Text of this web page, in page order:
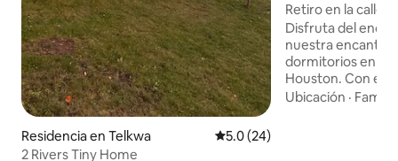
Residencia en Telkwa Calificación promedio: 5.0 de
5.0 (24)
2 Rivers Tiny Home
Retiro en la calle 6
Disfruta del
nuestra
dormitorios en la
Houston. Con
personas (9
Ubicación ·